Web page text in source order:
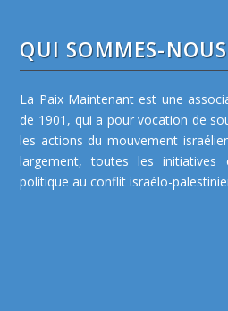
QUI SOMMES-NOUS
La Paix Maintenant est une
de 1901, qui a pour vocation de
les actions du mouvement
largement, toutes les initiatives
politique au conflit israélo-